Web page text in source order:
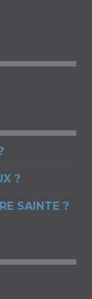
?
SAINTE ?